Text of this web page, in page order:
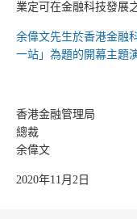
業定可在金融科技發展
余偉文先生於香港金融
一站」為題的開幕主題
香港金融管理局
總裁
余偉文
2020年11月2日